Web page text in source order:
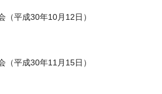
（平成30年10月12日）
（平成30年11月15日）